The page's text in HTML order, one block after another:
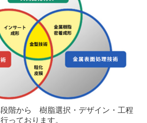
階から 樹脂選択・デザイン・工程
っております。